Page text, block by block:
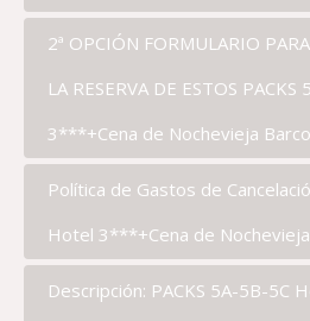
2ª OPCIÓN FORMULARIO
LA RESERVA DE ESTOS
3***+Cena de Nochevieja
Política de Gastos de
Hotel 3***+Cena de
Descripción: PACKS 5A-5B-5C